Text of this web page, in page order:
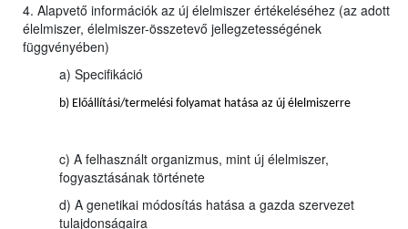
4. Alapvető információk az új élelmiszer értékeléséhez (az adott
élelmiszer, élelmiszer-összetevő jellegzetességének
függvényében)
a) Specifikáció
b) Előállítási/termelési folyamat hatása az új élelmiszerre
c) A felhasznált organizmus, mint új élelmiszer,
fogyasztásának története
d) A genetikai módosítás hatása a gazda szervezet
tulajdonságaira